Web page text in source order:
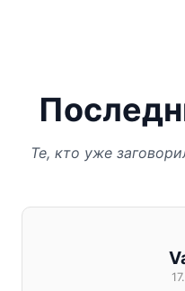
Те, кто уже